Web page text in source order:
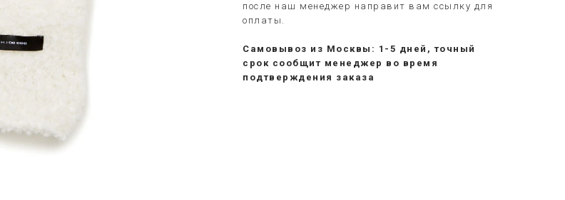
после наш менеджер направит вам ссылку для
оплаты.
Самовывоз из Москвы: 1-5 дней, точный
срок сообщит менеджер во время
подтверждения заказа